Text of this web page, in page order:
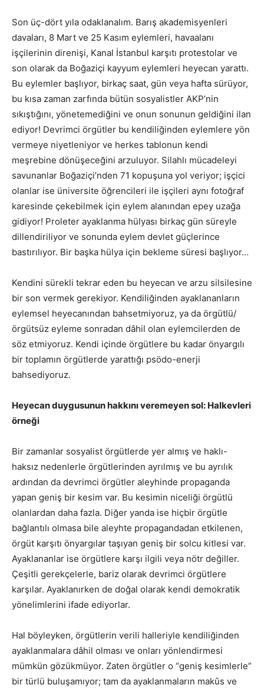
Son üç-dört yıla odaklanalım. Barış akademisyenleri
davaları, 8 Mart ve 25 Kasım eylemleri, havaalanı
işçilerinin direnişi, Kanal İstanbul karşıtı protestolar ve
son olarak da Boğaziçi kayyum eylemleri heyecan yarattı.
Bu eylemler başlıyor, birkaç saat, gün veya hafta sürüyor,
bu kısa zaman zarfında bütün sosyalistler AKP’nin
sıkıştığını, yönetemediğini ve onun sonunun geldiğini ilan
ediyor! Devrimci örgütler bu kendiliğinden eylemlere yön
vermeye niyetleniyor ve herkes tablonun kendi
meşrebine dönüşeceğini arzuluyor. Silahlı mücadeleyi
savunanlar Boğaziçi’nden 71 kopuşuna yol veriyor; işçici
olanlar ise üniversite öğrencileri ile işçileri aynı fotoğraf
karesinde çekebilmek için eylem alanından epey uzağa
gidiyor! Proleter ayaklanma hülyası birkaç gün süreyle
dillendiriliyor ve sonunda eylem devlet güçlerince
bastırılıyor. Bir başka hülya için bekleme süresi başlıyor…
Kendini sürekli tekrar eden bu heyecan ve arzu silsilesine
bir son vermek gerekiyor. Kendiliğinden ayaklananların
eylemsel heyecanından bahsetmiyoruz, ya da örgütlü/
örgütsüz eyleme sonradan dâhil olan eylemcilerden de
söz etmiyoruz. Kendi içinde örgütlere bu kadar önyargılı
bir toplamın örgütlerde yarattığı psödo-enerji
bahsediyoruz.
Heyecan duygusunun hakkını veremeyen sol: Halkevleri
örneği
Bir zamanlar sosyalist örgütlerde yer almış ve haklı-
haksız nedenlerle örgütlerinden ayrılmış ve bu ayrılık
ardından da devrimci örgütler aleyhinde propaganda
yapan geniş bir kesim var. Bu kesimin niceliği örgütlü
olanlardan daha fazla. Diğer yanda ise hiçbir örgütle
bağlantılı olmasa bile aleyhte propagandadan etkilenen,
örgüt karşıtı önyargılar taşıyan geniş bir solcu kitlesi var.
Ayaklananlar ise örgütlere karşı ilgili veya nötr değiller.
Çeşitli gerekçelerle, bariz olarak devrimci örgütlere
karşılar. Ayaklanırken de doğal olarak kendi demokratik
yönelimlerini ifade ediyorlar.
Hal böyleyken, örgütlerin verili halleriyle kendiliğinden
ayaklanmalara dâhil olması ve onları yönlendirmesi
mümkün gözükmüyor. Zaten örgütler o “geniş kesimlerle”
bir türlü buluşamıyor; tam da ayaklanmaların makûs ve